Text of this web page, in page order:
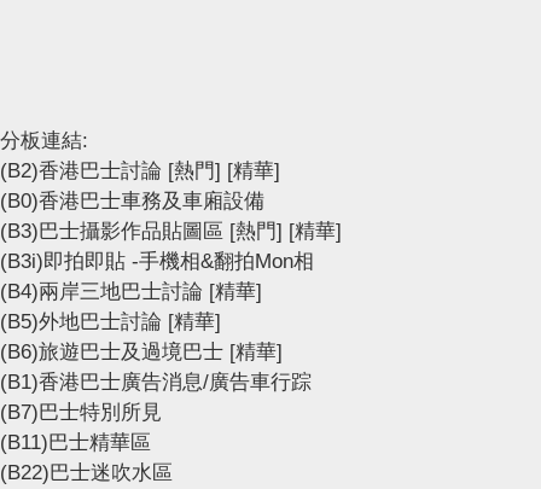
分板連結:
(B2)香港巴士討論 [熱門] [精華]
(B0)香港巴士車務及車廂設備
(B3)巴士攝影作品貼圖區 [熱門] [精華]
(B3i)即拍即貼 -手機相&翻拍Mon相
(B4)兩岸三地巴士討論 [精華]
(B5)外地巴士討論 [精華]
(B6)旅遊巴士及過境巴士 [精華]
(B1)香港巴士廣告消息/廣告車行踪
(B7)巴士特別所見
(B11)巴士精華區
(B22)巴士迷吹水區